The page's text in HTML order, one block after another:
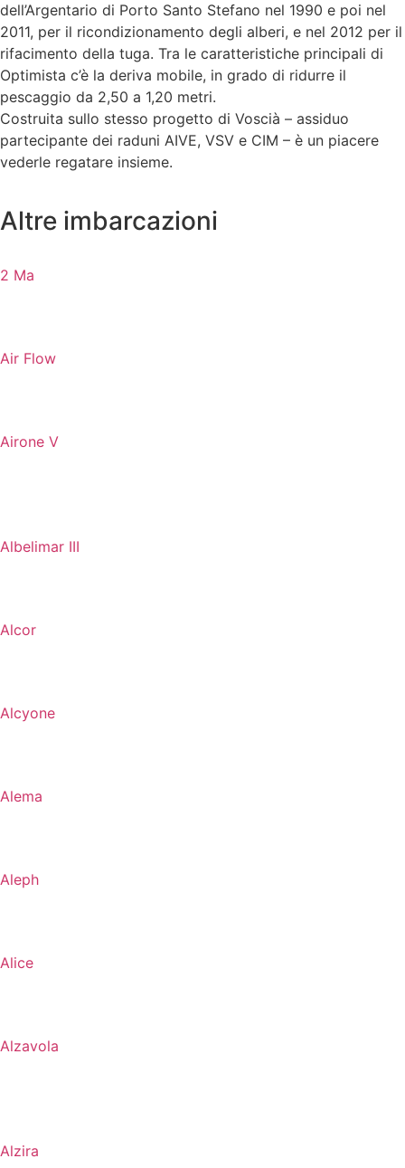
dell’Argentario di Porto Santo Stefano nel 1990 e poi nel
2011, per il ricondizionamento degli alberi, e nel 2012 per il
rifacimento della tuga. Tra le caratteristiche principali di
Optimista c’è la deriva mobile, in grado di ridurre il
pescaggio da 2,50 a 1,20 metri.
Costruita sullo stesso progetto di Voscià – assiduo
partecipante dei raduni AIVE, VSV e CIM – è un piacere
vederle regatare insieme.
Altre imbarcazioni
2 Ma
Air Flow
Airone V
Albelimar III
Alcor
Alcyone
Alema
Aleph
Alice
Alzavola
Alzira